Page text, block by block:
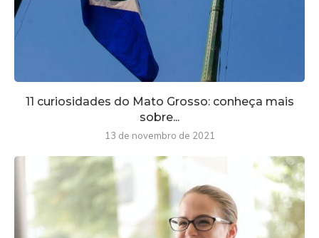
11 curiosidades do Mato Grosso: conheça mais
sobre...
13 de novembro de 2021